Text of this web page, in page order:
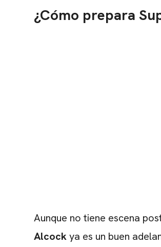
¿Cómo prepara
Aunque no tiene escena
Alcockya es un buen